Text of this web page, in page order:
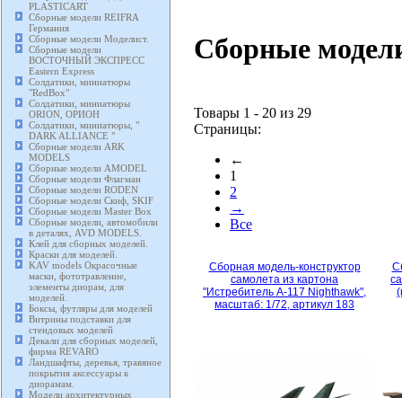
PLASTICART
Сборные модели REIFRA
Германия
Сборные модели Моделист.
Сборные модели
ВОСТОЧНЫЙ ЭКСПРЕСС
Eastern Express
Солдатики, миниатюры
"RedBox"
Солдатики, миниатюры
ORION, ОРИОН
Солдатики, миниатюры, "
DARK ALLIANCE "
Сборные модели ARK
MODELS
Сборные модели AMODEL
Сборные модели Флагман
Сборные модели RODEN
Сборные модели Скиф, SKIF
Сборные модели Master Box
Сборные модели, автомобили
в деталях, AVD MODELS.
Клей для сборных моделей.
Краски для моделей.
KAV models Окрасочные
маски, фототравление,
элементы диорам, для
моделей.
Боксы, футляры для моделей
Витрины подставки для
стендовых моделей
Декали для сборных моделей,
фирма REVARO
Ландшафты, деревья, травяное
покрытия аксессуары к
диорамам.
Модели архитектурных
Сборные
Товары 1 - 20 из 29
Страницы:
←
1
2
→
Все
Сборная модель-конструктор
самолета из картона
"Истребитель А-117 Nighthawk",
масштаб: 1/72, артикул 183